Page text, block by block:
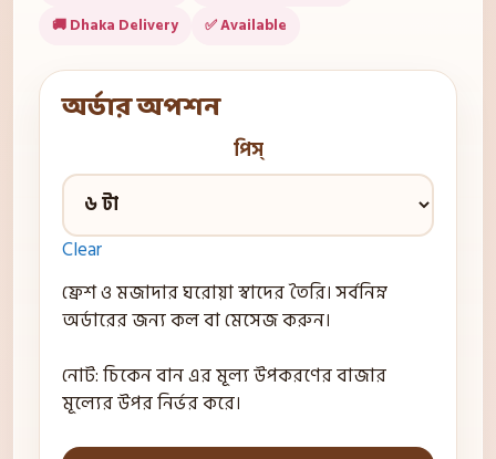
🚚 Dhaka Delivery
✅ Available
অর্ডার অপশন
পিস্
Clear
ফ্রেশ ও মজাদার ঘরোয়া স্বাদের তৈরি। সর্বনিম্ন
অর্ডারের জন্য কল বা মেসেজ করুন।
নোট: চিকেন বান এর মূল্য উপকরণের বাজার
মূল্যের উপর নির্ভর করে।